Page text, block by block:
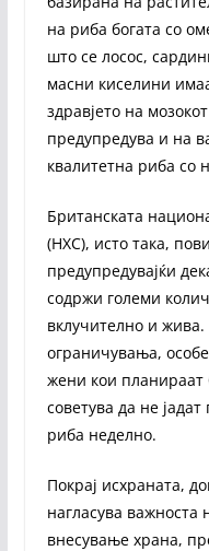
на риба богата со
што се лосос,
масни киселини
здравјето на
предупредува и на
квалитетна риба со
Британската
(НХС), исто така,
предупредувајќи
содржи големи
вклучително и жива.
ограничувања,
жени кои планираат
советува да не
риба неделно.
Покрај исхраната,
нагласува
внесување храна,